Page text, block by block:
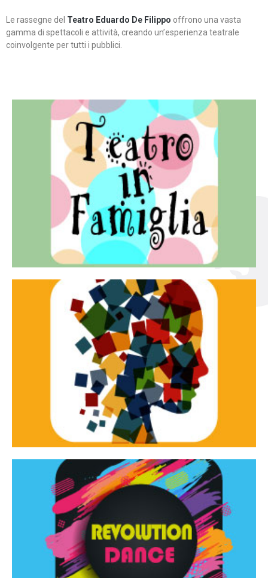
Le rassegne del Teatro Eduardo De Filippo offrono una vasta
gamma di spettacoli e attività, creando un’esperienza teatrale
coinvolgente per tutti i pubblici.
Teatro in famiglia
Teatro In Famiglia è una rassegna di teatro concepita
per far condividere e godere del teatro all’intera
famiglia.
Continua
Tracce dinamiche
Tracce Dinamiche è una rassegna di teatro
d’innovazione e sperimentale.
Continua
Revolution Dance
Rassegna di danza contemporanea – I Edizione